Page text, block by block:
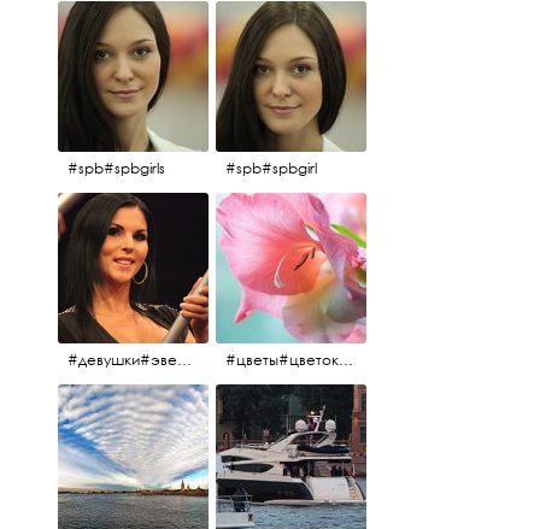
#spb#spbgirls #spb#spbgirl
#девушки#эверласт#everlast#finland#southfinland#helsinki #цветы#цветок#нежность